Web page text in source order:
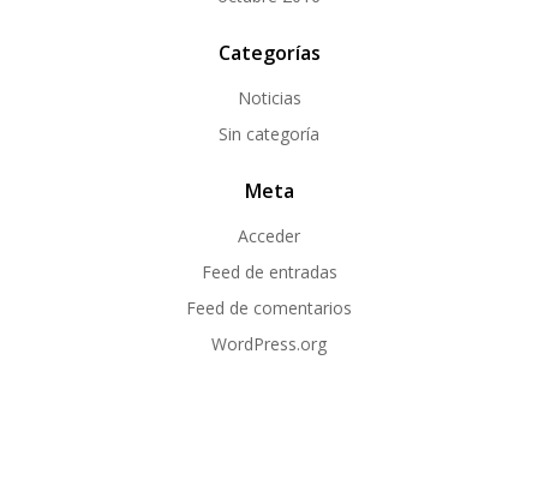
Categorías
Noticias
Sin categoría
Meta
Acceder
Feed de entradas
Feed de comentarios
WordPress.org